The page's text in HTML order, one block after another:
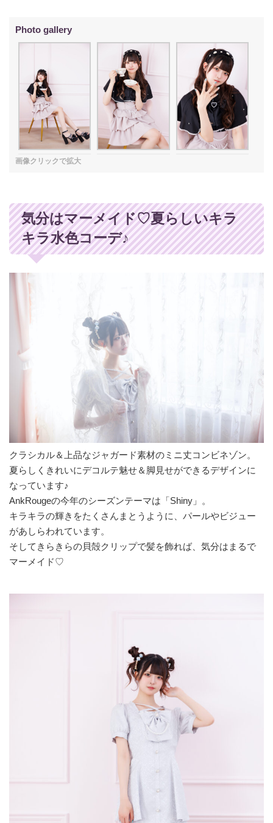
気分はマーメイド♡夏らしいキラ
キラ水色コーデ♪
クラシカル＆上品なジャガード素材のミニ丈コンビネゾン。
夏らしくきれいにデコルテ魅せ＆脚見せができるデザインに
なっています♪
AnkRougeの今年のシーズンテーマは「Shiny」。
キラキラの輝きをたくさんまとうように、パールやビジュー
があしらわれています。
そしてきらきらの貝殻クリップで髪を飾れば、気分はまるで
マーメイド♡